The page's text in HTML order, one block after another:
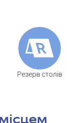
Резерв столів